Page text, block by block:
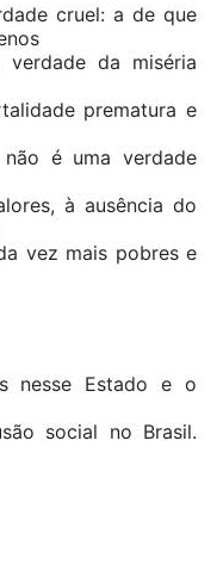
cruel: a de que
da miséria
prematura e
é uma verdade
à ausência do
vez mais pobres e
nesse Estado e o
social no Brasil.